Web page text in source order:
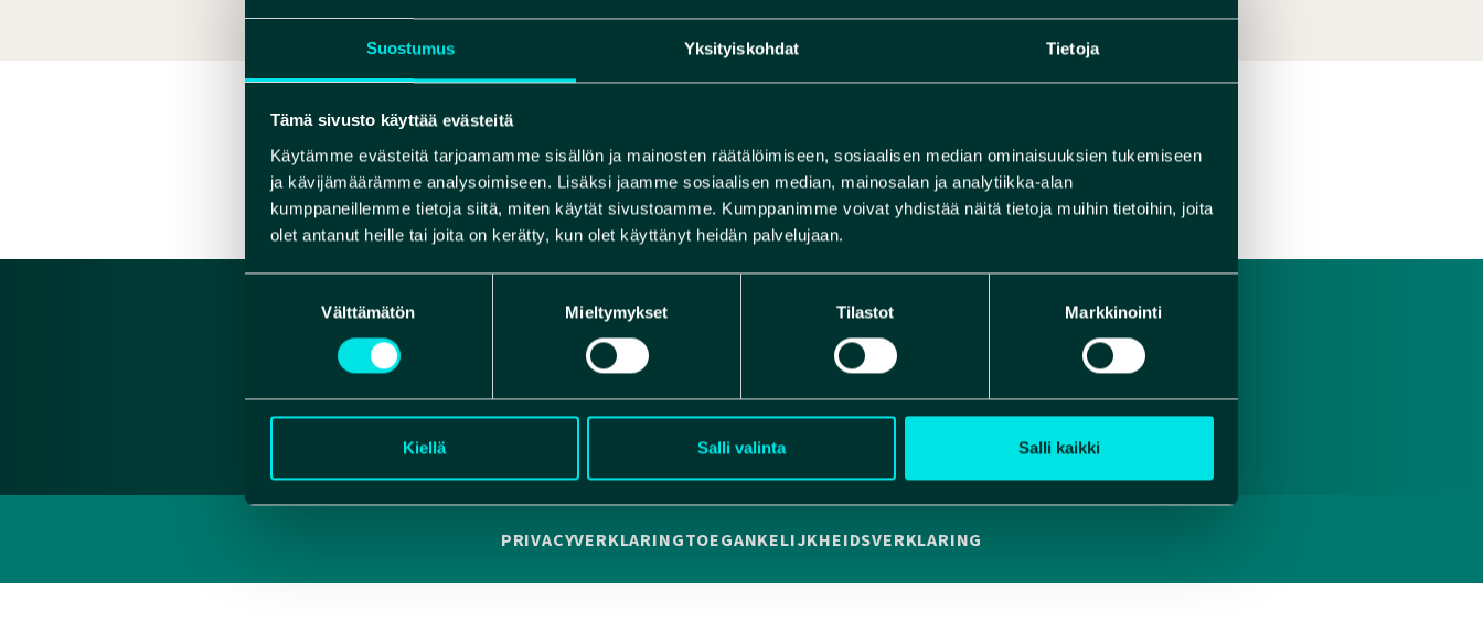
Suostumus Yksityiskohdat Tietoja
Tämä sivusto käyttää evästeitä
Käytämme evästeitä tarjoamamme sisällön ja mainosten räätälöimiseen, sosiaalisen median ominaisuuksien tukemiseen
ja kävijämäärämme analysoimiseen. Lisäksi jaamme sosiaalisen median, mainosalan ja analytiikka-alan
kumppaneillemme tietoja siitä, miten käytät sivustoamme. Kumppanimme voivat yhdistää näitä tietoja muihin tietoihin, joita
olet antanut heille tai joita on kerätty, kun olet käyttänyt heidän palvelujaan.
Välttämätön Mieltymykset Tilastot Markkinointi
Kiellä Salli valinta Salli kaikki
VERKKOSIVUT
Facebook
InstagramYouTube
PRIVACYVERKLARINGTOEGANKELIJKHEIDSVERKLARING